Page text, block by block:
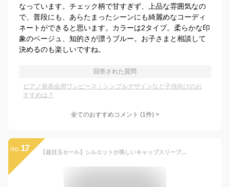
なっています。チェック柄で甘すぎず、上品な雰囲気なの
で、普段にも、あらたまったシーンにも綺麗めなコーディ
ネートができると思います。カラーは2タイプ。柔らかな印
象のベージュ、知的さが漂うブルー。お子さまと相談して
決めるのも楽しいですね。
回答された質問
ピアノ発表会用ワンピース｜シンプルデザインなど子供向けのお
すすめは？
全てのおすすめコメント (1件) >
no. 17 【超目玉セール】シルエットが美しいキャップスリーブのきれいめワンピース ジャンスカ 女の子 ワンピース 入学式 卒園式 卒業式 黒 チェック 子供服 入園式 卒服 フォーマル TAK キッズ 小学校 キャサリンコテージ